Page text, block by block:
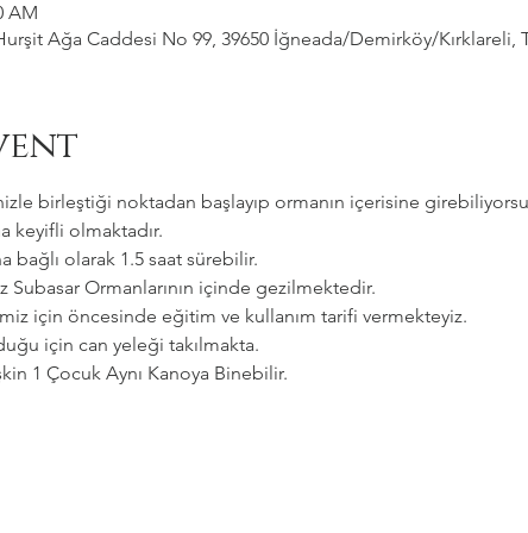
AM
Ağa Caddesi No 99, 39650 İğneada/Demirköy/Kırklareli,
birleştiği noktadan başlayıp ormanın içerisine
keyifli olmaktadır.
bağlı olarak 1.5 saat sürebilir.
Ormanlarının içinde gezilmektedir.
için öncesinde eğitim ve kullanım tarifi vermekteyiz.
için can yeleği takılmakta.
1 Çocuk Aynı Kanoya Binebilir.